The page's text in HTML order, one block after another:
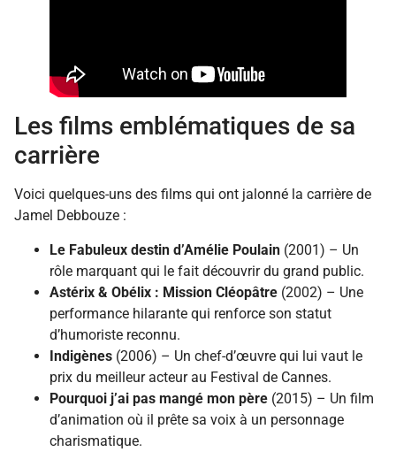
Les films emblématiques de sa
carrière
Voici quelques-uns des films qui ont jalonné la carrière de
Jamel Debbouze :
Le Fabuleux destin d’Amélie Poulain (2001) – Un
rôle marquant qui le fait découvrir du grand public.
Astérix & Obélix : Mission Cléopâtre (2002) – Une
performance hilarante qui renforce son statut
d’humoriste reconnu.
Indigènes (2006) – Un chef-d’œuvre qui lui vaut le
prix du meilleur acteur au Festival de Cannes.
Pourquoi j’ai pas mangé mon père (2015) – Un film
d’animation où il prête sa voix à un personnage
charismatique.